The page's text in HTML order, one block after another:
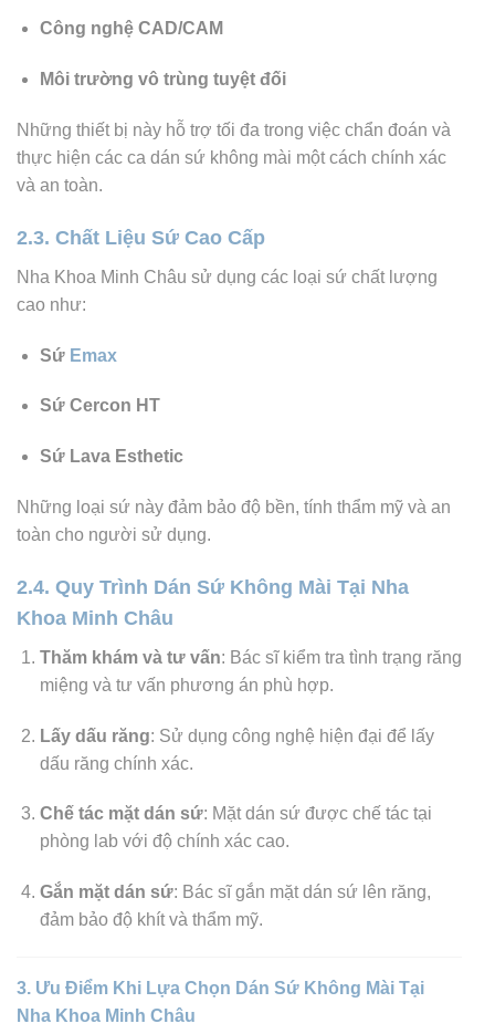
Công nghệ CAD/CAM
Môi trường vô trùng tuyệt đối
Những thiết bị này hỗ trợ tối đa trong việc chẩn đoán và
thực hiện các ca dán sứ không mài một cách chính xác
và an toàn.
2.3. Chất Liệu Sứ Cao Cấp
Nha Khoa Minh Châu sử dụng các loại sứ chất lượng
cao như:
Sứ Emax
Sứ Cercon HT
Sứ Lava Esthetic
Những loại sứ này đảm bảo độ bền, tính thẩm mỹ và an
toàn cho người sử dụng.
2.4. Quy Trình Dán Sứ Không Mài Tại Nha
Khoa Minh Châu
Thăm khám và tư vấn: Bác sĩ kiểm tra tình trạng răng
miệng và tư vấn phương án phù hợp.
Lấy dấu răng: Sử dụng công nghệ hiện đại để lấy
dấu răng chính xác.
Chế tác mặt dán sứ: Mặt dán sứ được chế tác tại
phòng lab với độ chính xác cao.
Gắn mặt dán sứ: Bác sĩ gắn mặt dán sứ lên răng,
đảm bảo độ khít và thẩm mỹ.
3. Ưu Điểm Khi Lựa Chọn Dán Sứ Không Mài Tại
Nha Khoa Minh Châu